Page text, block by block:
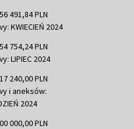
491,84 PLN
KWIECIEŃ 2024
754,24 PLN
LIPIEC 2024
240,00 PLN
i aneksów:
2024
000,00 PLN